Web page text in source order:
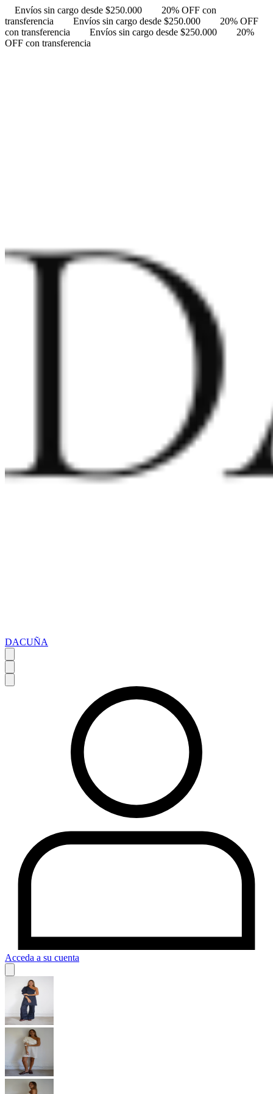
Envíos sin cargo desde $250.000
20% OFF con
transferencia
Envíos sin cargo desde $250.000
20% OFF
con transferencia
Envíos sin cargo desde $250.000
20%
OFF con transferencia
DACUÑA
Acceda a su cuenta